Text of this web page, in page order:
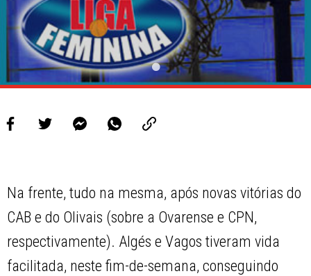
Na frente, tudo na mesma, após novas vitórias do
CAB e do Olivais (sobre a Ovarense e CPN,
respectivamente). Algés e Vagos tiveram vida
facilitada, neste fim-de-semana, conseguindo